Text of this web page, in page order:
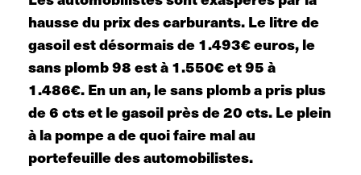
hausse du prix des carburants. Le litre de
gasoil est désormais de 1.493€ euros, le
sans plomb 98 est à 1.550€ et 95 à
1.486€. En un an, le sans plomb a pris plus
de 6 cts et le gasoil près de 20 cts. Le plein
à la pompe a de quoi faire mal au
portefeuille des automobilistes.